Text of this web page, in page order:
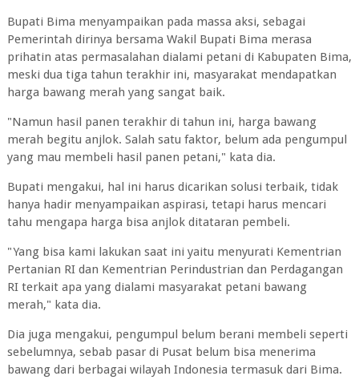
Bupati Bima menyampaikan pada massa aksi, sebagai
Pemerintah dirinya bersama Wakil Bupati Bima merasa
prihatin atas permasalahan dialami petani di Kabupaten Bima,
meski dua tiga tahun terakhir ini, masyarakat mendapatkan
harga bawang merah yang sangat baik.
"Namun hasil panen terakhir di tahun ini, harga bawang
merah begitu anjlok. Salah satu faktor, belum ada pengumpul
yang mau membeli hasil panen petani," kata dia.
Bupati mengakui, hal ini harus dicarikan solusi terbaik, tidak
hanya hadir menyampaikan aspirasi, tetapi harus mencari
tahu mengapa harga bisa anjlok ditataran pembeli.
"Yang bisa kami lakukan saat ini yaitu menyurati Kementrian
Pertanian RI dan Kementrian Perindustrian dan Perdagangan
RI terkait apa yang dialami masyarakat petani bawang
merah," kata dia.
Dia juga mengakui, pengumpul belum berani membeli seperti
sebelumnya, sebab pasar di Pusat belum bisa menerima
bawang dari berbagai wilayah Indonesia termasuk dari Bima.